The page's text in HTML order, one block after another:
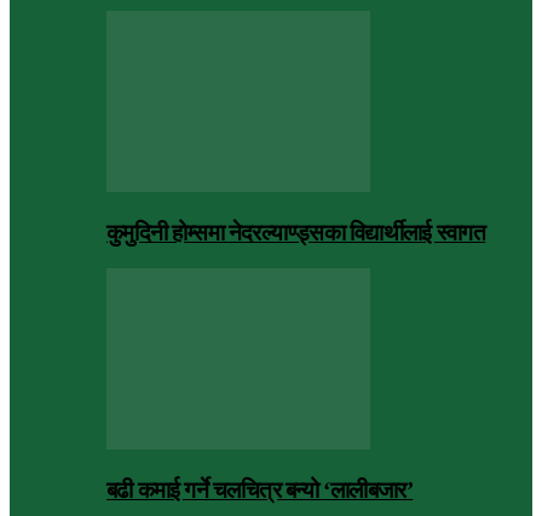
कुमुदिनी होम्समा नेदरल्याण्ड्सका विद्यार्थीलाई स्वागत
बढी कमाई गर्ने चलचित्र बन्यो ‘लालीबजार’